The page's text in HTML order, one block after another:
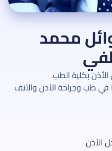
محمد
بكلية الطب.
في طب وجراحة الأذن والأنف
الأذن